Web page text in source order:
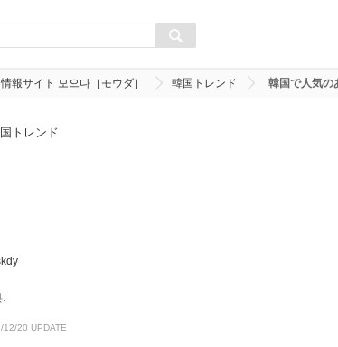
報サイト 모으다［モウダ］ 韓国トレンド 韓国で人気の
トレンド
:
12/20 UPDATE